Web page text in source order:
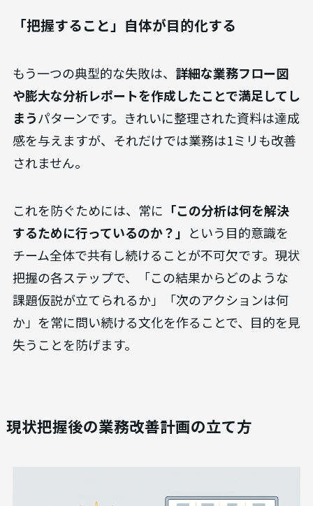
「把握すること」自体が目的化する
もう一つの典型的な失敗は、 詳細な業務フロー図
や膨大な分析レポートを作成したことで満足してし
まうパターンです。きれいに整理された資料は達成
感を与えますが、それだけでは業務は1ミリも改善
されません。
これを防ぐためには、常に 「この分析は何を解決
するために行っているのか？」 という目的意識を
チーム全体で共有し続けることが不可欠です。現状
把握の各ステップで、「この結果からどのような
課題仮説が立てられるか」「次のアクションは何
か」を常に問い続ける文化を作ることで、目的を見
失うことを防げます。
現状把握後の業務改善計画の立て方